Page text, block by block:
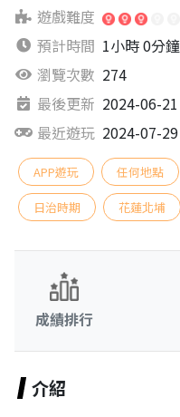
遊戲難度
預計時間 1小時 0分鐘
瀏覽次數 274
最後更新 2024-06-21
最近遊玩 2024-07-29
APP遊玩 任何地點
日治時期 花蓮北埔
成績排行
介紹